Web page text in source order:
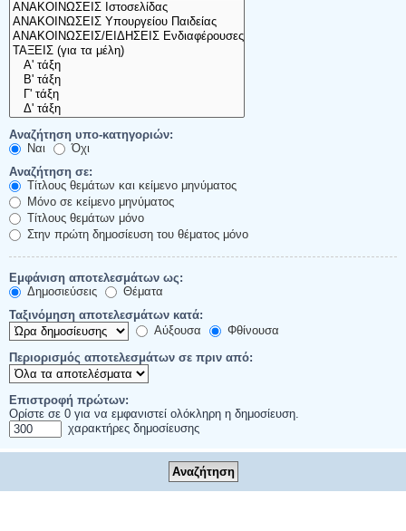
Αναζήτηση υπο-κατηγοριών:
Ναι
Όχι
Αναζήτηση σε:
Τίτλους θεμάτων και κείμενο μηνύματος
Μόνο σε κείμενο μηνύματος
Τίτλους θεμάτων μόνο
Στην πρώτη δημοσίευση του θέματος μόνο
Εμφάνιση αποτελεσμάτων ως:
Δημοσιεύσεις
Θέματα
Ταξινόμηση αποτελεσμάτων κατά:
Αύξουσα
Φθίνουσα
Περιορισμός αποτελεσμάτων σε πριν από:
Επιστροφή πρώτων:
Ορίστε σε 0 για να εμφανιστεί ολόκληρη η δημοσίευση.
χαρακτήρες δημοσίευσης